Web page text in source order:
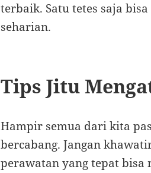
terbaik. Satu tetes saja
seharian.
Tips Jitu
Hampir semua dari kita
bercabang. Jangan
perawatan yang tepat bisa